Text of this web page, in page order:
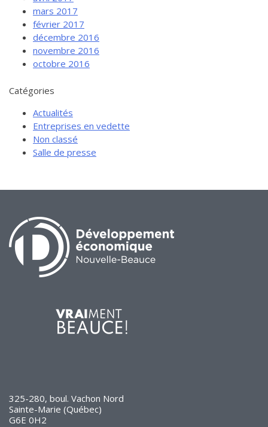
mars 2017
février 2017
décembre 2016
novembre 2016
octobre 2016
Catégories
Actualités
Entreprises en vedette
Non classé
Salle de presse
325-280, boul. Vachon Nord
Sainte-Marie (Québec)
G6E 0H2